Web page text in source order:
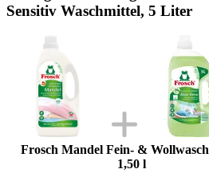
Sensitiv Waschmittel, 5 Liter
Frosch Mandel Fein- &
1,50 l